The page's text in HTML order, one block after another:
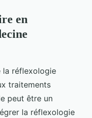
en
la réflexologie
traitements
peut être un
la réflexologie